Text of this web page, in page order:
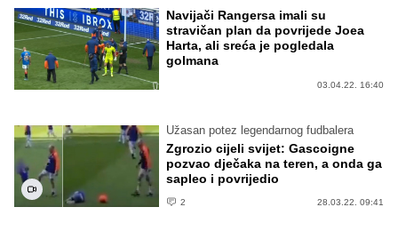
Navijači Rangersa imali su
stravičan plan da povrijede Joea
Harta, ali sreća je pogledala
golmana
03.04.22. 16:40
Užasan potez legendarnog fudbalera
Zgrozio cijeli svijet: Gascoigne
pozvao dječaka na teren, a onda ga
sapleo i povrijedio
2 28.03.22. 09:41